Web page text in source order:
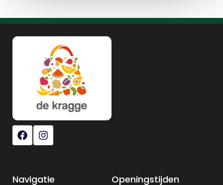
Navigatie Openingstijden